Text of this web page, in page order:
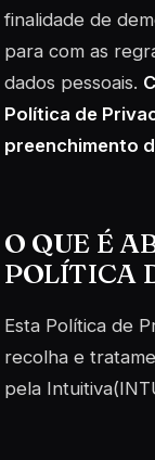
finalidade de
para com as
dados pessoais.
Política de
preenchimento
O QUE É
POLÍTICA
Esta Política de
recolha e
pela